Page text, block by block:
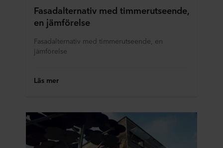
Fasadalternativ med timmerutseende,
en jämförelse
Fasadalternativ med timmerutseende, en
jämförelse
Läs mer